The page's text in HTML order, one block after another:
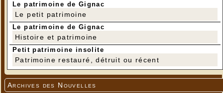
Le patrimoine de Gignac
Le petit patrimoine
Le patrimoine de Gignac
Histoire et patrimoine
Petit patrimoine insolite
Patrimoine restauré, détruit ou récent
Archives des Nouvelles